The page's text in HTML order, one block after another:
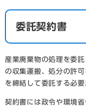
委託契約書
産業廃棄物の処理を委
の収集運搬、処分の許
を締結して委託する必要
契約書には政令や環境